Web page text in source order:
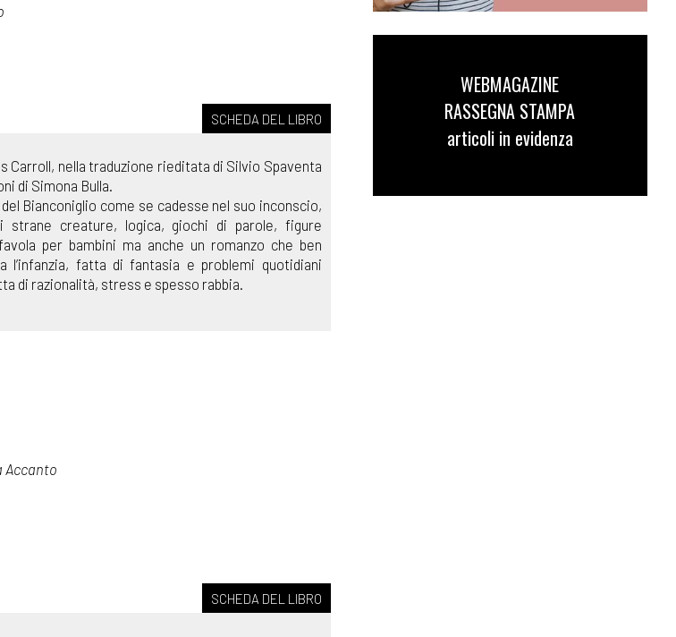
SCHEDA DEL LIBRO
Carroll, nella traduzione rieditata di Silvio Spaventa
di Simona Bulla.
Bianconiglio come se cadesse nel suo inconscio,
creature, logica, giochi di parole, figure
per bambini ma anche un romanzo che ben
fatta di fantasia e problemi quotidiani
di razionalità, stress e spesso rabbia.
Accanto
SCHEDA DEL LIBRO
WEBMAGAZINE
RASSEGNA STAMPA
articoli in evidenza